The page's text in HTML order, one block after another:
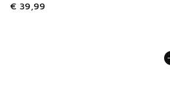
€ 39,99